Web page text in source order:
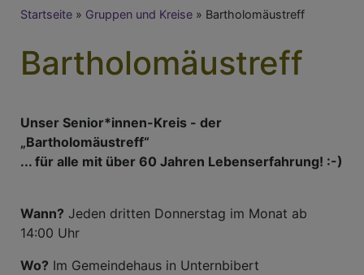
Breadcrumb
Startseite Gruppen und Kreise Bartholomäustreff
Bartholomäustreff
Unser Senior*innen-Kreis - der
„Bartholomäustreff“
... für alle mit über 60 Jahren Lebenserfahrung! :-)
Wann? Jeden dritten Donnerstag im Monat ab
14:00 Uhr
Wo? Im Gemeindehaus in Unternbibert